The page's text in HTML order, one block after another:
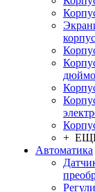
+
Автоматика